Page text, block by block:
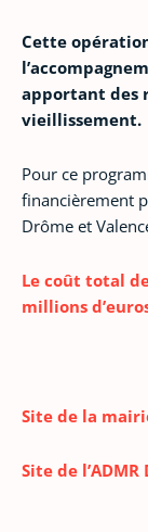
Cette
apportant des
vieillissement.
Pour ce
financièrement
Drôme et
Le coût total
millions
Site de la
Site de l’ADMR